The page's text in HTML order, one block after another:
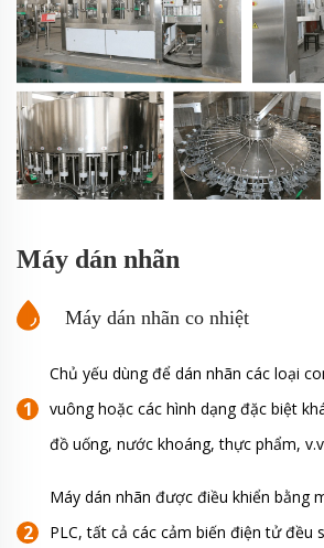
Máy dán nhãn
Máy dán nhãn co nhiệt
Chủ yếu dùng để dán nhãn các loại
vuông hoặc các hình dạng đặc biệt
đồ uống, nước khoáng, thực phẩm,
Máy dán nhãn được điều khiển bằng
PLC, tất cả các cảm biến điện tử đều